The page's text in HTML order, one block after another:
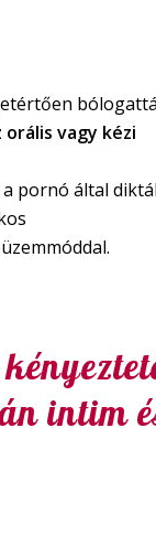
vagy kézi
a pornó által
intim